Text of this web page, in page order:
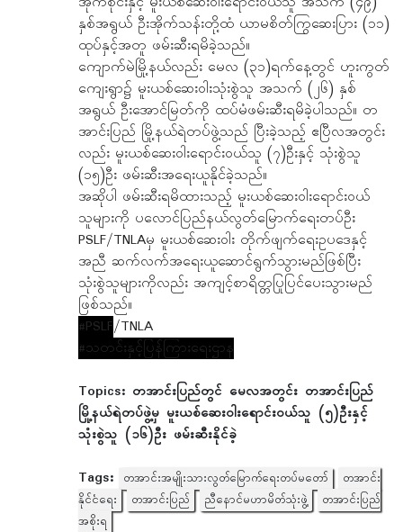
နှစ်အရွယ် ဦးအိုက်သန်းတို့ထံ ယာမစိတ်ကြွဆေးပြား (၁၁)
ထုပ်နှင့်အတူ ဖမ်းဆီးရမိခဲ့သည်။
ကျောက်မဲမြို့နယ်လည်း မေလ (၃၁)ရက်နေ့တွင် ဟူးကွတ်
ကျေးရွာ၌ မူးယစ်ဆေးဝါး‌သုံးစွဲသူ အသက် (၂၆) နှစ်
အရွယ် ဦးအောင်မြတ်ကို ထပ်မံဖမ်းဆီးရမိခဲ့ပါသည်။ တ
အာင်းပြည် မြို့နယ်ရဲတပ်ဖွဲ့သည် ပြီးခဲ့သည့် ဧပြီလအတွင်း
လည်း မူးယစ်ဆေးဝါးရောင်းဝယ်သူ (၇)ဦးနှင့် သုံးစွဲသူ
(၁၅)ဦး ဖမ်းဆီးအရေးယူနိုင်ခဲ့သည်။
အဆိုပါ ဖမ်းဆီးရမိထားသည့် မူးယစ်ဆေးဝါးရောင်းဝယ်
သူများကို ပလောင်ပြည်နယ်လွတ်မြောက်ရေးတပ်ဦး
PSLF/TNLAမှ မူးယစ်ဆေးဝါး တိုက်ဖျက်ရေးဥပဒေနှင့်
အညီ ဆက်လက်အရေးယူဆောင်ရွက်သွားမည်ဖြစ်ပြီး
သုံးစွဲသူများကိုလည်း အကျင့်စာရိတ္တပြုပြင်ပေးသွားမည်
ဖြစ်သည်။
#PSLF/TNLA
#သတင်းနှင့်ပြန်ကြားရေးဌာန
Topics:တအာင်းပြည်တွင် မေလအတွင်း တအာင်းပြည်
မြို့နယ်ရဲတပ်ဖွဲ့မှ မူးယစ်ဆေးဝါးရောင်းဝယ်သူ (၅)ဦးနှင့်
သုံးစွဲသူ (၁၆)ဦး ဖမ်းဆီးနိုင်ခဲ့
Tags:
တအာင်းအမျိုးသားလွတ်မြောက်ရေးတပ်မတော်
တအာင်း
နိုင်ငံရေး
တအာင်းပြည် ညီနောင်မဟာမိတ်သုံးဖွဲ့
တအာင်းပြည်
အစိုးရ